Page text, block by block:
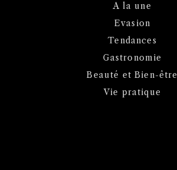
A la une
Evasion
Tendances
Gastronomie
Beauté et Bien-être
Vie pratique